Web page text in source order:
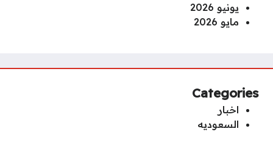
يونيو 2026
مايو 2026
Categories
اخبار
السعوديه